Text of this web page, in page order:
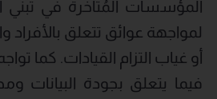
لمواجهة عوائق تتعلق